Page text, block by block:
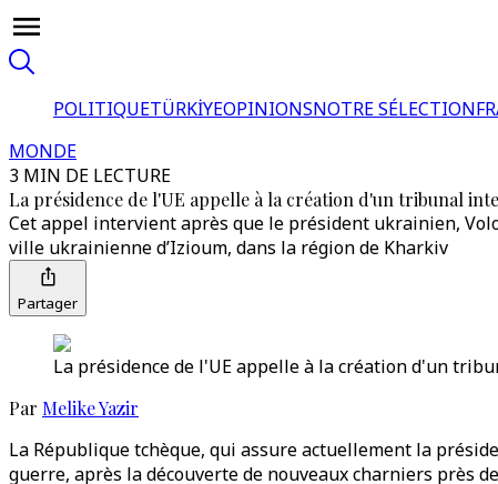
POLITIQUETÜRKİYEOPINIONSNOTRE SÉLECTION
MONDE
3 MIN DE LECTURE
La présidence de l'UE appelle à la création d'un tribunal
Cet appel intervient après que le président ukrainien,
ville ukrainienne d’Izioum, dans la région de Kharkiv
Partager
La présidence de l'UE appelle à la création d'un
Par Melike Yazir
La République tchèque, qui assure actuellement la
guerre, après la découverte de nouveaux charniers près